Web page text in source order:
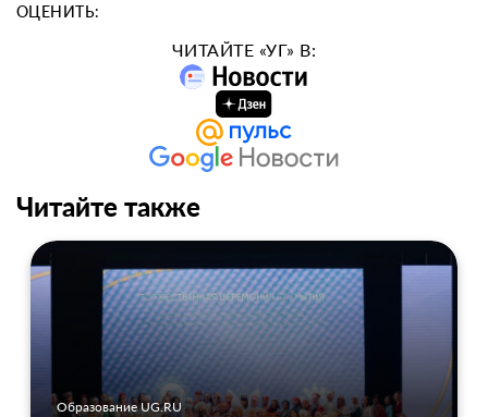
ОЦЕНИТЬ:
ЧИТАЙТЕ «УГ» В:
Читайте также
Образование UG.RU